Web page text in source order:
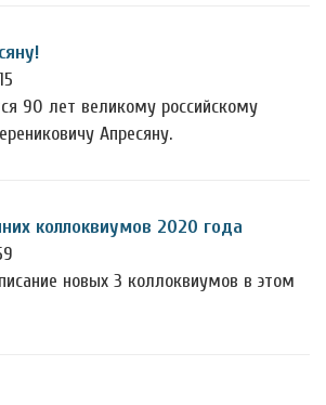
90 лет великому российскому
Апресяну.
коллоквиумов 2020 года
новых 3 коллоквиумов в этом